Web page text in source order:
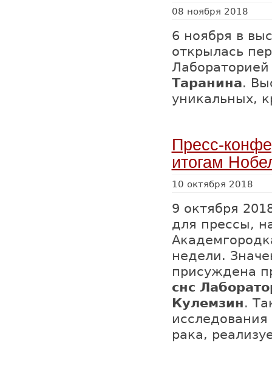
08 ноября 2018
6 ноября в
открылась
Таранина.
уникальных,
Пресс-
итогам
10 октября 2018
9 октября
для прессы,
недели.
присуждена
снс
Кулемзин.
рака,